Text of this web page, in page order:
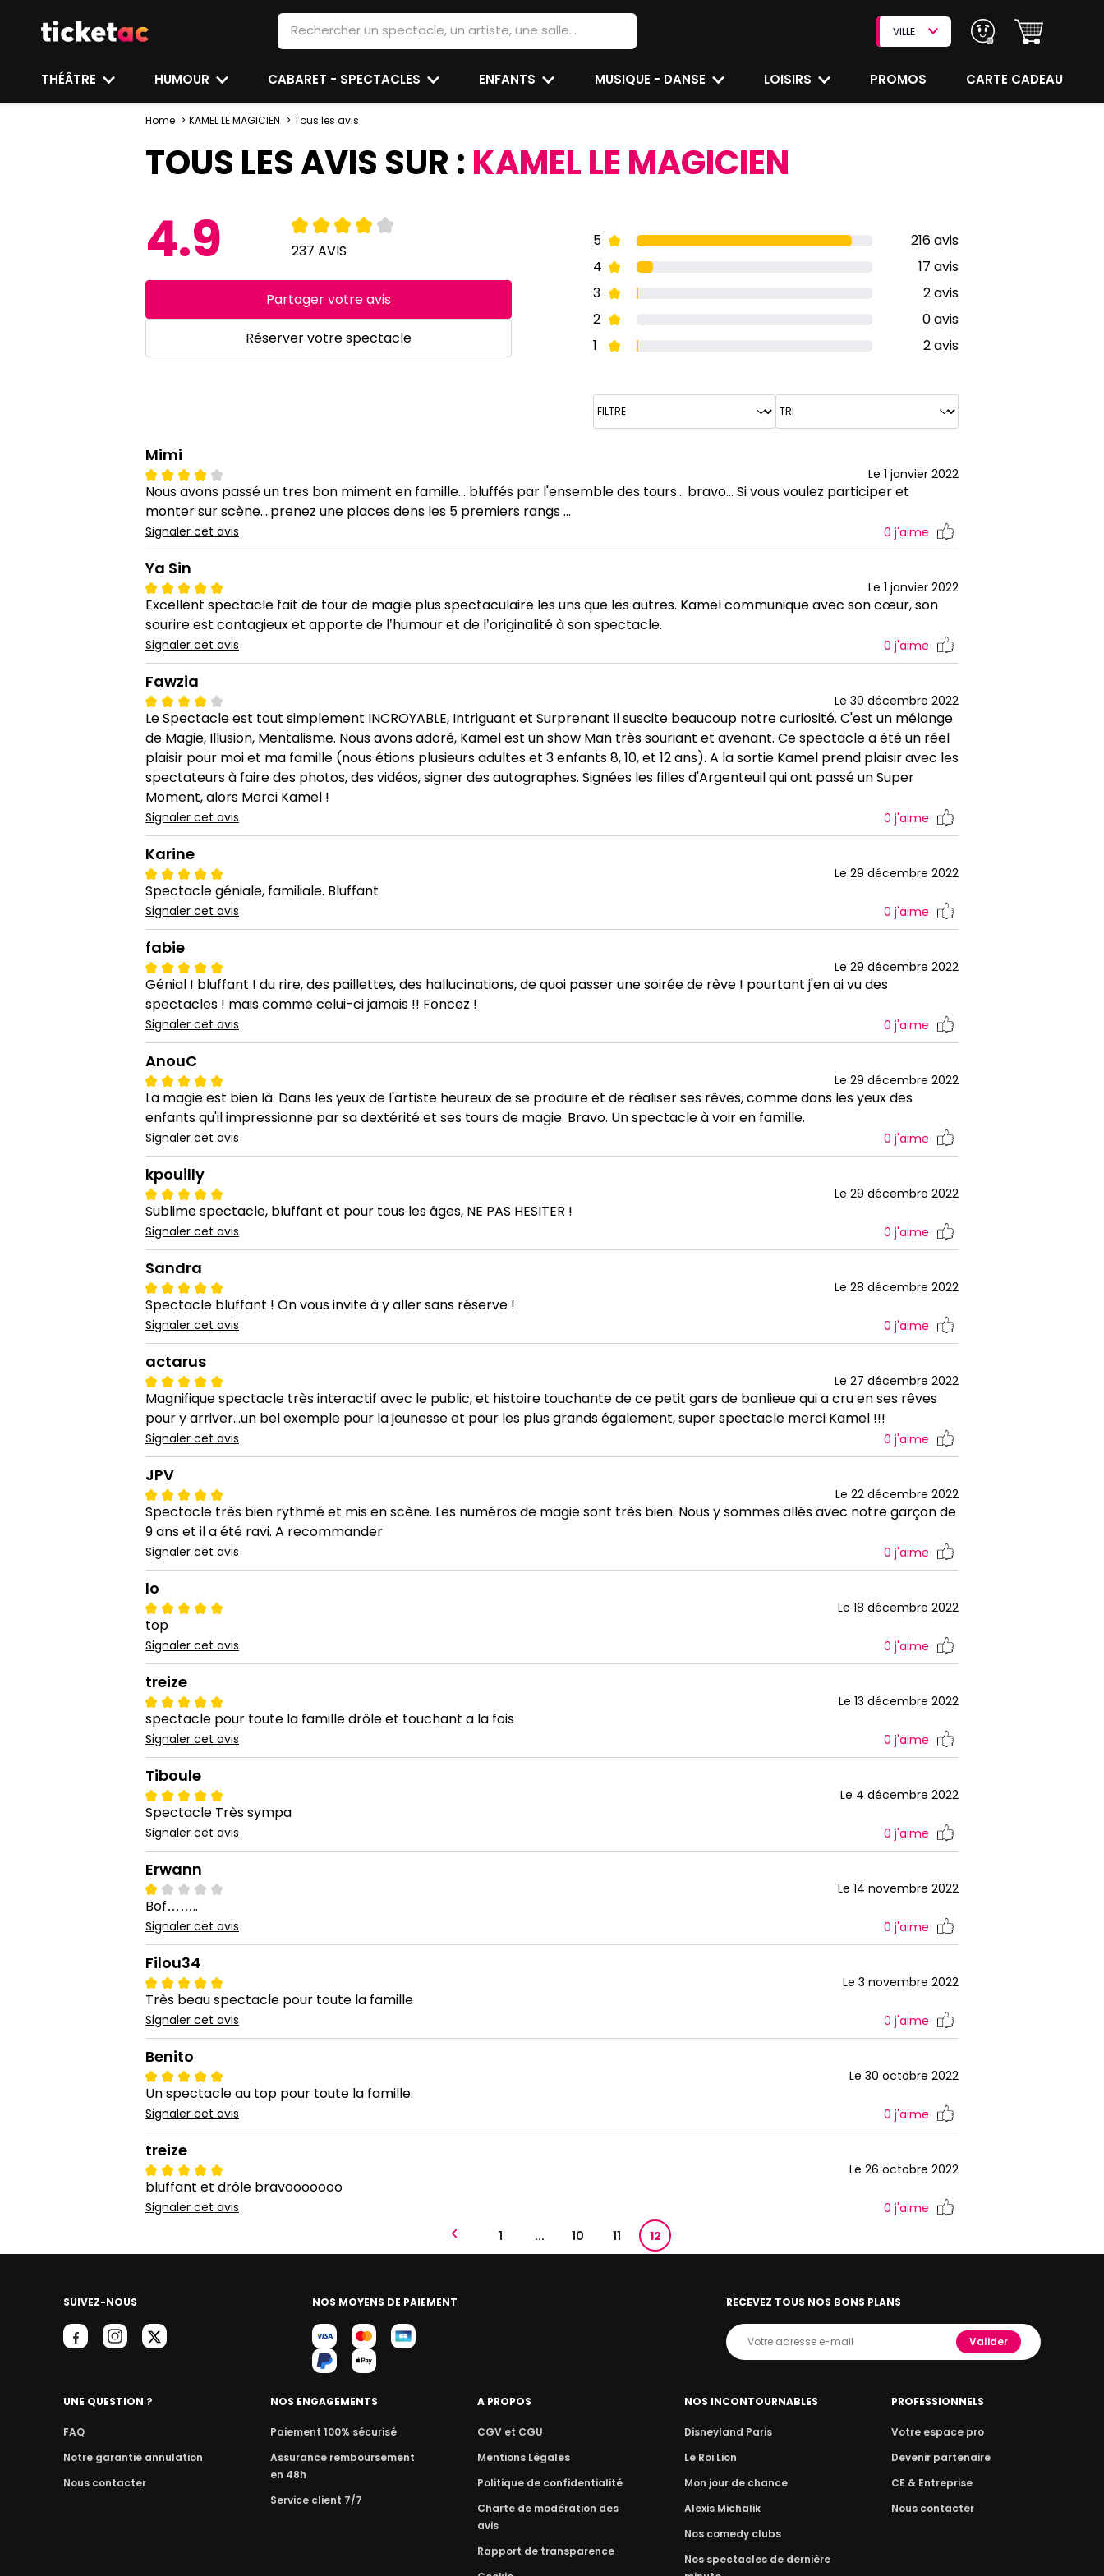
VILLE
THÉÂTRE HUMOUR CABARET - SPECTACLES ENFANTS MUSIQUE - DANSE LOISIRS PROMOS CARTE CADEAU
Home KAMEL LE MAGICIEN Tous les avis
TOUS LES AVIS SUR : KAMEL LE MAGICIEN
4.9 237 AVIS
Réserver votre spectacle
Partager votre avis
5
216 avis
4
17 avis
3
2 avis
2
0 avis
1
2 avis
Mimi
Le 1 janvier 2022
Nous avons passé un tres bon miment en famille... bluffés par l'ensemble des tours... bravo... Si vous voulez participer et
monter sur scène....prenez une places dens les 5 premiers rangs ...
Signaler cet avis 0 j'aime
Ya Sin
Le 1 janvier 2022
Excellent spectacle fait de tour de magie plus spectaculaire les uns que les autres. Kamel communique avec son cœur, son
sourire est contagieux et apporte de l’humour et de l’originalité à son spectacle.
Signaler cet avis 0 j'aime
Fawzia
Le 30 décembre 2022
Le Spectacle est tout simplement INCROYABLE, Intriguant et Surprenant il suscite beaucoup notre curiosité. C'est un mélange
de Magie, Illusion, Mentalisme. Nous avons adoré, Kamel est un show Man très souriant et avenant. Ce spectacle a été un réel
plaisir pour moi et ma famille (nous étions plusieurs adultes et 3 enfants 8, 10, et 12 ans). A la sortie Kamel prend plaisir avec les
spectateurs à faire des photos, des vidéos, signer des autographes. Signées les filles d'Argenteuil qui ont passé un Super
Moment, alors Merci Kamel !
Signaler cet avis 0 j'aime
Karine
Le 29 décembre 2022
Spectacle géniale, familiale. Bluffant
Signaler cet avis 0 j'aime
fabie
Le 29 décembre 2022
Génial ! bluffant ! du rire, des paillettes, des hallucinations, de quoi passer une soirée de rêve ! pourtant j'en ai vu des
spectacles ! mais comme celui-ci jamais !! Foncez !
Signaler cet avis 0 j'aime
AnouC
Le 29 décembre 2022
La magie est bien là. Dans les yeux de l'artiste heureux de se produire et de réaliser ses rêves, comme dans les yeux des
enfants qu'il impressionne par sa dextérité et ses tours de magie. Bravo. Un spectacle à voir en famille.
Signaler cet avis 0 j'aime
kpouilly
Le 29 décembre 2022
Sublime spectacle, bluffant et pour tous les âges, NE PAS HESITER !
Signaler cet avis 0 j'aime
Sandra
Le 28 décembre 2022
Spectacle bluffant ! On vous invite à y aller sans réserve !
Signaler cet avis 0 j'aime
actarus
Le 27 décembre 2022
Magnifique spectacle très interactif avec le public, et histoire touchante de ce petit gars de banlieue qui a cru en ses rêves
pour y arriver...un bel exemple pour la jeunesse et pour les plus grands également, super spectacle merci Kamel !!!
Signaler cet avis 0 j'aime
JPV
Le 22 décembre 2022
Spectacle très bien rythmé et mis en scène. Les numéros de magie sont très bien. Nous y sommes allés avec notre garçon de
9 ans et il a été ravi. A recommander
Signaler cet avis 0 j'aime
lo
Le 18 décembre 2022
top
Signaler cet avis 0 j'aime
treize
Le 13 décembre 2022
spectacle pour toute la famille drôle et touchant a la fois
Signaler cet avis 0 j'aime
Tiboule
Le 4 décembre 2022
Spectacle Très sympa
Signaler cet avis 0 j'aime
Erwann
Le 14 novembre 2022
Bof……..
Signaler cet avis 0 j'aime
Filou34
Le 3 novembre 2022
Très beau spectacle pour toute la famille
Signaler cet avis 0 j'aime
Benito
Le 30 octobre 2022
Un spectacle au top pour toute la famille.
Signaler cet avis 0 j'aime
treize
Le 26 octobre 2022
bluffant et drôle bravooooooo
Signaler cet avis 0 j'aime
1
... 10 11 12
SUIVEZ-NOUS NOS MOYENS DE PAIEMENT RECEVEZ TOUS NOS BONS PLANS
Valider
UNE QUESTION ?
FAQ
Notre garantie annulation
Nous contacter
NOS ENGAGEMENTS
Paiement 100% sécurisé
Assurance remboursement
en 48h
Service client 7/7
A PROPOS
CGV et CGU
Mentions Légales
Politique de confidentialité
Charte de modération des
avis
Rapport de transparence
NOS INCONTOURNABLES
Disneyland Paris
Le Roi Lion
Mon jour de chance
Alexis Michalik
Nos comedy clubs
Nos spectacles de dernière
PROFESSIONNELS
Votre espace pro
Devenir partenaire
CE & Entreprise
Nous contacter